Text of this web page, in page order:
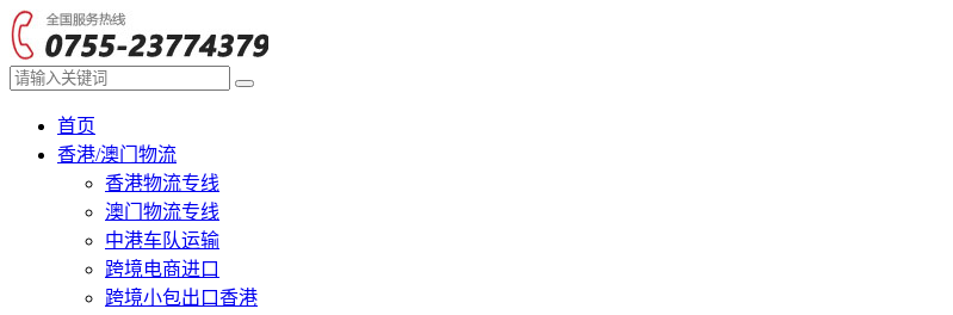
首页
香港/澳门物流
香港物流专线
澳门物流专线
中港车队运输
跨境电商进口
跨境小包出口香港